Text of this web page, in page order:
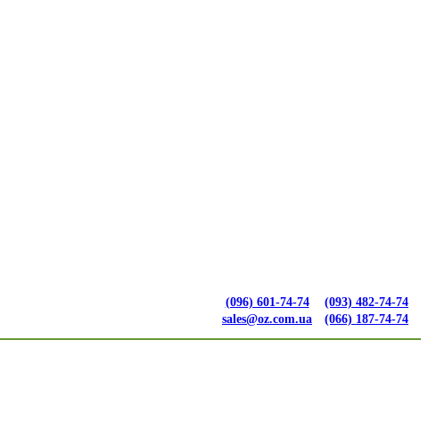
(096) 601-74-74
sales@oz.com.ua
(093) 482-74-74
(066) 187-74-74